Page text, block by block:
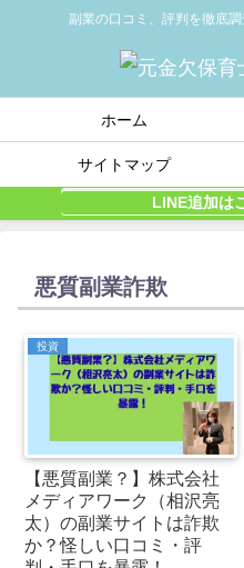
副業の口コミ、評判を徹底
ホーム
サイトマップ
LINE追加
悪質副業詐欺
投資
【悪質副業？】株式会社
メディアワーク（相沢亮
太）の副業サイトは詐欺
か？怪しい口コミ・評